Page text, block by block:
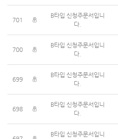
701
B타입 신청주문서입니
다.
700
B타입 신청주문서입니
다.
699
B타입 신청주문서입니
다.
698
B타입 신청주문서입니
다.
B타입 신청주문서입니